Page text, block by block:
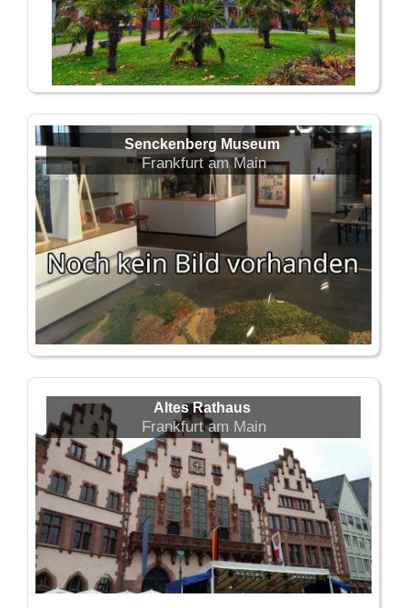
Senckenberg Museum
Frankfurt am Main
Altes Rathaus
Frankfurt am Main